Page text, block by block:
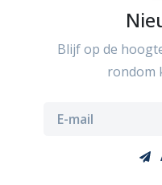
Blijf op de
rondom